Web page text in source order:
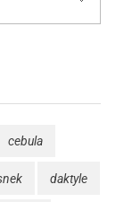
cebula
daktyle